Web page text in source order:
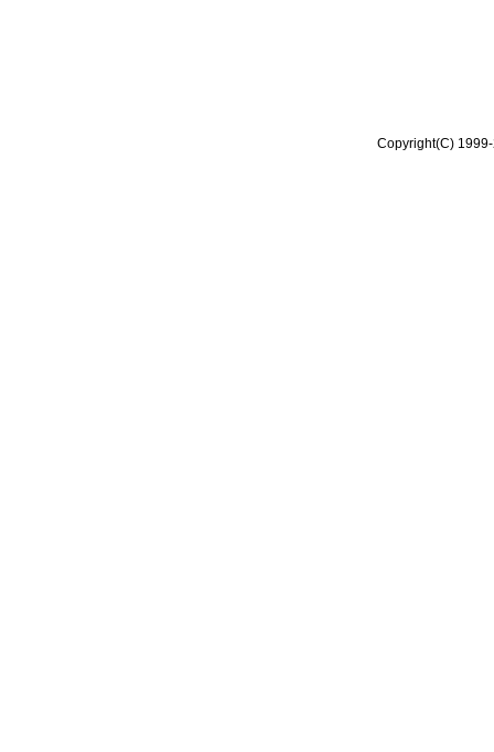
Copyright(C)